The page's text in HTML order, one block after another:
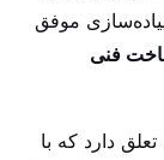
موفق
فنی
دارد که با